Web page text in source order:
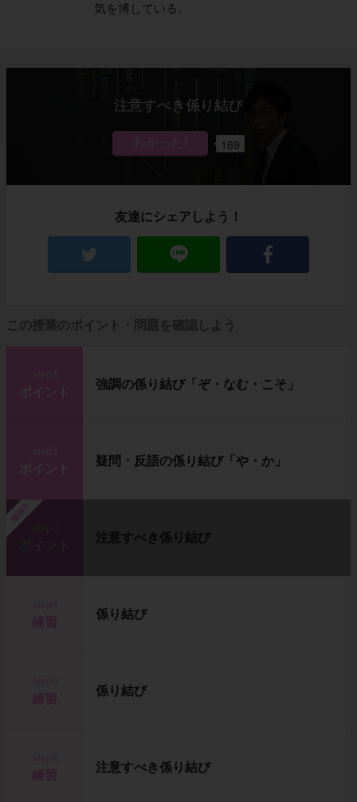
気を博している。
注意すべき係り結び
169
友達にシェアしよう！
この授業のポイント・問題を確認しよう
ポイント
強調の係り結び「ぞ・なむ・こそ」
ポイント
疑問・反語の係り結び「や・か」
勉強中
注意すべき係り結び
係り結び
係り結び
注意すべき係り結び